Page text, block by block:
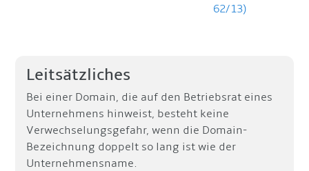
62/13)
Leitsätzliches
Bei einer Domain, die auf den Betriebsrat eines
Unternehmens hinweist, besteht keine
Verwechselungsgefahr, wenn die Domain-
Bezeichnung doppelt so lang ist wie der
Unternehmensname.